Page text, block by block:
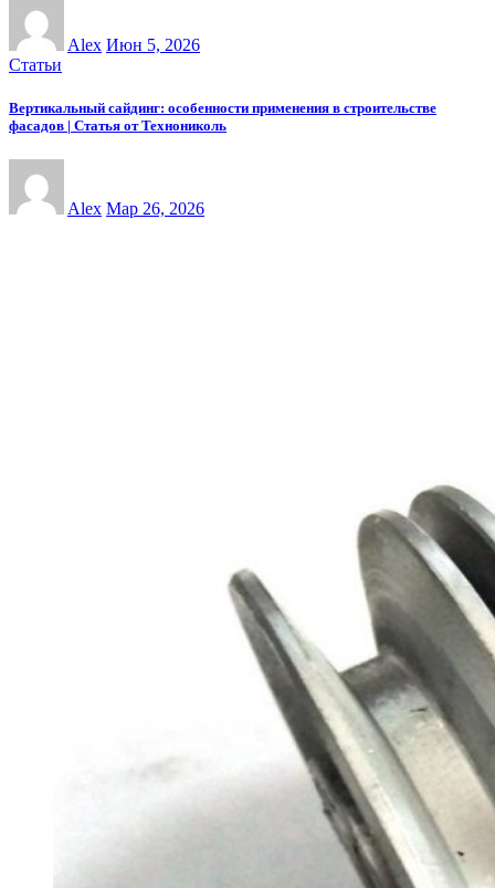
Alex Июн 5, 2026
Статьи
Вертикальный сайдинг: особенности применения в строительстве
фасадов | Статья от Технониколь
Alex Мар 26, 2026